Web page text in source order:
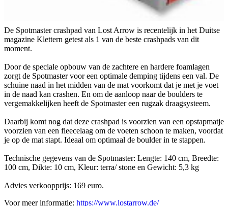
De Spotmaster crashpad van Lost Arrow is recentelijk in het Duitse
magazine Klettern getest als 1 van de beste crashpads van dit
moment.
Door de speciale opbouw van de zachtere en hardere foamlagen
zorgt de Spotmaster voor een optimale demping tijdens een val. De
schuine naad in het midden van de mat voorkomt dat je met je voet
in de naad kan crashen. En om de aanloop naar de boulders te
vergemakkelijken heeft de Spotmaster een rugzak draagsysteem.
Daarbij komt nog dat deze crashpad is voorzien van een opstapmatje
voorzien van een fleecelaag om de voeten schoon te maken, voordat
je op de mat stapt. Ideaal om optimaal de boulder in te stappen.
Technische gegevens van de Spotmaster: Lengte: 140 cm, Breedte:
100 cm, Dikte: 10 cm, Kleur: terra/ stone en Gewicht: 5,3 kg
Advies verkoopprijs: 169 euro.
Voor meer informatie: https://www.lostarrow.de/